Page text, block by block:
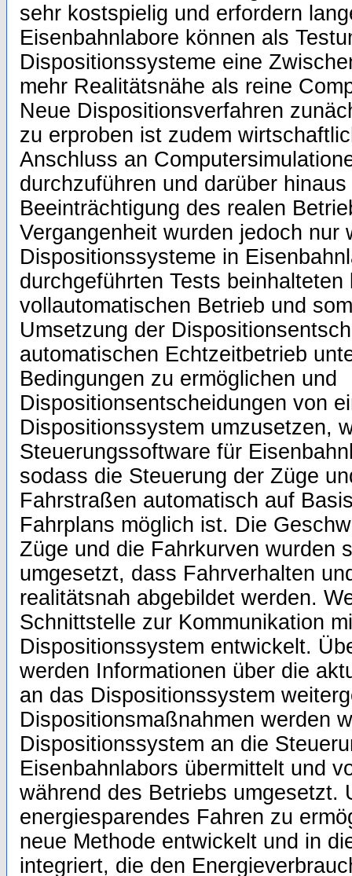
sehr kostspielig und erfordern
Eisenbahnlabore können als
Dispositionssysteme eine
mehr Realitätsnähe als reine
Neue Dispositionsverfahren
zu erproben ist zudem
Anschluss an
durchzuführen und darüber
Beeinträchtigung des realen
Vergangenheit wurden jedoch nur
Dispositionssysteme in
durchgeführten Tests beinhalteten
vollautomatischen Betrieb und
Umsetzung der
automatischen Echtzeitbetrieb
Bedingungen zu ermöglichen und
Dispositionsentscheidungen von
Dispositionssystem umzusetzen,
Steuerungssoftware für
sodass die Steuerung der Züge
Fahrstraßen automatisch auf
Fahrplans möglich ist. Die
Züge und die Fahrkurven wurden
umgesetzt, dass Fahrverhalten
realitätsnah abgebildet werden.
Schnittstelle zur Kommunikation
Dispositionssystem entwickelt.
werden Informationen über die
an das Dispositionssystem
Dispositionsmaßnahmen werden
Dispositionssystem an die
Eisenbahnlabors übermittelt und
während des Betriebs umgesetzt.
energiesparendes Fahren zu
neue Methode entwickelt und in
integriert, die den